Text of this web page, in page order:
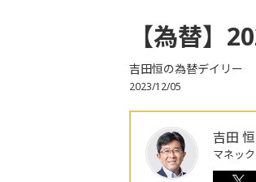
【為替】
吉田恒の為替デイリー
2023/12/05
吉田 恒
マネッ